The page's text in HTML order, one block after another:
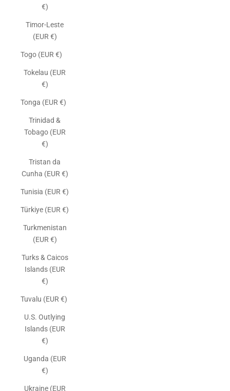
€)
Timor-Leste
(EUR €)
Togo (EUR €)
Tokelau (EUR
€)
Tonga (EUR €)
Trinidad &
Tobago (EUR
€)
Tristan da
Cunha (EUR €)
Tunisia (EUR €)
Türkiye (EUR €)
Turkmenistan
(EUR €)
Turks & Caicos
Islands (EUR
€)
Tuvalu (EUR €)
U.S. Outlying
Islands (EUR
€)
Uganda (EUR
€)
Ukraine (EUR